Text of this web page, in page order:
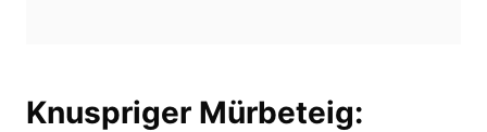
Knuspriger Mürbeteig: